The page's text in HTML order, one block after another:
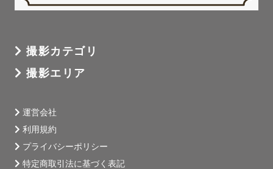
撮影カテゴリ
撮影エリア
運営会社
利用規約
プライバシーポリシー
特定商取引法に基づく表記